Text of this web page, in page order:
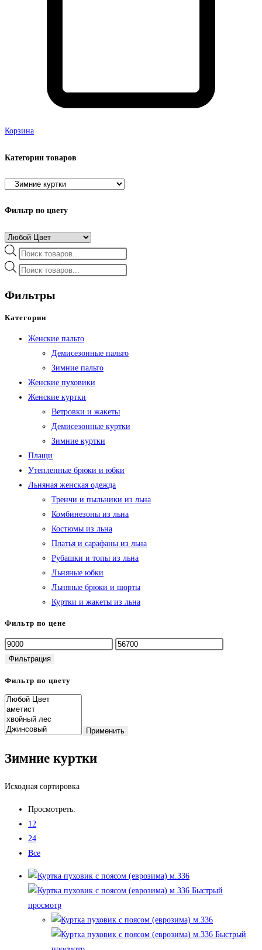
Корзина
Категории товаров
Фильтр по цвету
Поиск
товаров
Поиск
Фильтры
Категории
Женские пальто
Демисезонные пальто
Зимние пальто
Женские пуховики
Женские куртки
Ветровки и жакеты
Демисезонные куртки
Зимние куртки
Плащи
Утепленные брюки и юбки
Льняная женская одежда
Тренчи и пыльники из льна
Комбинезоны из льна
Костюмы из льна
Платья и сарафаны из льна
Рубашки и топы из льна
Льняные юбки
Льняные брюки и шорты
Куртки и жакеты из льна
Фильтр по цене
Минимальная
цена
Максимальная
Фильтрация
Фильтр по цвету
Применить
Зимние куртки
Исходная сортировка
Просмотреть:
12
24
Все
Быстрый
просмотр
Быстрый